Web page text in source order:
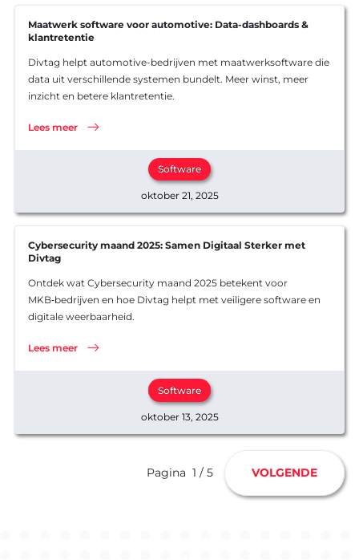
Maatwerk software voor automotive: Data-dashboards &
klantretentie
Divtag helpt automotive-bedrijven met maatwerksoftware die
data uit verschillende systemen bundelt. Meer winst, meer
inzicht en betere klantretentie.
Lees meer
Software
oktober 21, 2025
Cybersecurity maand 2025: Samen Digitaal Sterker met
Divtag
Ontdek wat Cybersecurity maand 2025 betekent voor
MKB‑bedrijven en hoe Divtag helpt met veiligere software en
digitale weerbaarheid.
Lees meer
Software
oktober 13, 2025
Pagina 1 / 5 VOLGENDE